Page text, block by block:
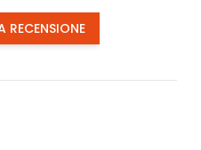
RECENSIONE